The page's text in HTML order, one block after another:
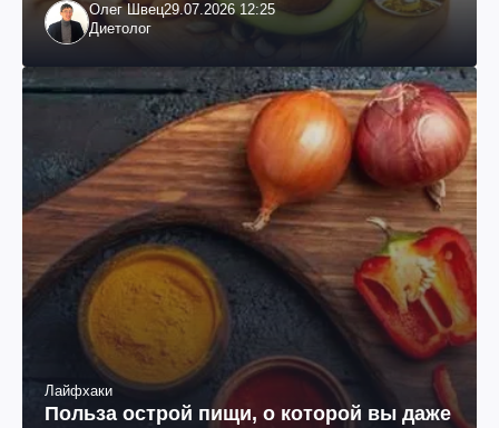
Олег Швец29.07.2026 12:25
Диетолог
Лайфхаки
Польза острой пищи, о которой вы даже